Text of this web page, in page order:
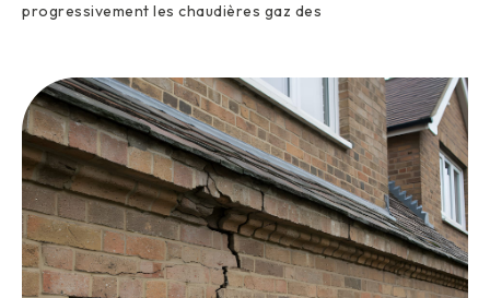
progressivement les chaudières gaz des